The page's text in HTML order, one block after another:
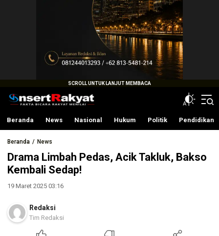
InsertRakyat.com
Fakta Bicara Rakyat Menilai
Beranda News Nasional Hukum Politik Pendidikan
Beranda News
Drama Limbah Pedas, Acik Takluk, Bakso
Kembali Sedap!
19 Maret 2025 03:16
Redaksi
Tim Redaksi